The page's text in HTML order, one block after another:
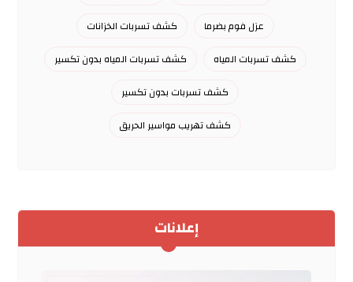
عزل فوم بضرما
كشف تسربات الخزانات
كشف تسربات المياه
كشف تسربات المياه بدون تكسير
كشف تسربات بدون تكسير
كشف تهريب مواسير الحريق
إعلانات